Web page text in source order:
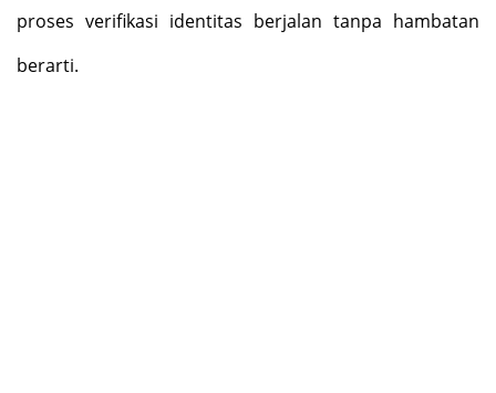
proses verifikasi identitas berjalan tanpa hambatan
berarti.